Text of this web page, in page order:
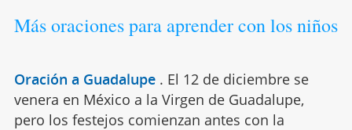
Más oraciones para aprender con los niños
Oración a Guadalupe . El 12 de diciembre se
venera en México a la Virgen de Guadalupe,
pero los festejos comienzan antes con la